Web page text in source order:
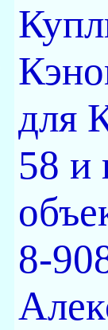
для
58 и
8-